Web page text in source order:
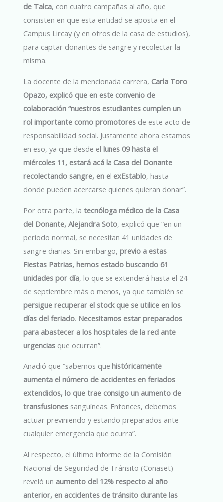
de Talca, con cuatro campañas al año, que
consisten en que esta entidad se aposta en el
Campus Lircay (y en otros de la casa de estudios),
para captar donantes de sangre y recolectar la
misma.
La docente de la mencionada carrera, Carla Toro
Opazo, explicó que en este convenio de
colaboración “nuestros estudiantes cumplen un
rol importante como promotores de este acto de
responsabilidad social. Justamente ahora estamos
en eso, ya que desde ellunes 09 hasta el
miércoles 11, estará acá la Casa del Donante
recolectando sangre, en el exEstablo, hasta
donde pueden acercarse quienes quieran donar”.
Por otra parte, latecnóloga médico de la Casa
del Donante, Alejandra Soto, explicó que “en un
periodo normal, se necesitan 41 unidades de
sangre diarias. Sin embargo,previo a estas
Fiestas Patrias, hemos estado buscando 61
unidades por día, lo que se extenderá hasta el 24
de septiembre más o menos, ya que también se
persigue recuperar el stock que se utilice en los
días del feriado. Necesitamos estar preparados
para abastecer a los hospitales de la red ante
urgencias que ocurran”.
Añadió que “sabemos quehistóricamente
aumenta el número de accidentes en feriados
extendidos, lo que trae consigo un aumento de
transfusiones sanguíneas. Entonces, debemos
actuar previniendo y estando preparados ante
cualquier emergencia que ocurra”.
Al respecto, el último informe de la Comisión
Nacional de Seguridad de Tránsito (Conaset)
reveló un aumento del 12% respecto al año
anterior, en accidentes de tránsito durante las